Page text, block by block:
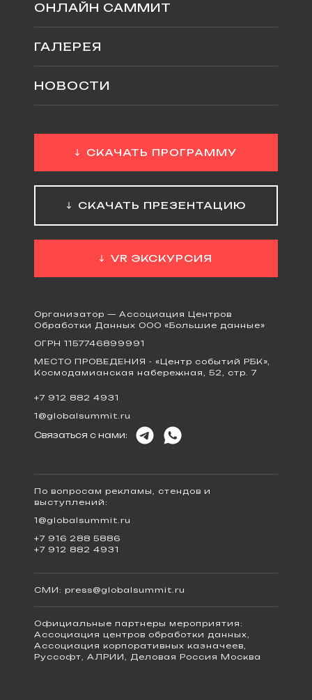
ОНЛАЙН САММИТ
ГАЛЕРЕЯ
НОВОСТИ
СКАЧАТЬ ПРОГРАММУ
СКАЧАТЬ ПРЕЗЕНТАЦИЮ
VR ЭКСКУРСИЯ
Организатор — Ассоциация Центров
Обработки Данных ООО «Большие данные»
ОГРН 1157746899991
МЕСТО ПРОВЕДЕНИЯ - «Центр событий РБК»,
Космодамианская набережная, 52, стр. 7
+7 912 882 4931
1@globalsummit.ru
Связаться с нами:
По вопросам рекламы, стендов и
выступлений:
1@globalsummit.ru
+7 916 288 5886
+7 912 882 4931
СМИ: press@globalsummit.ru
Официальные партнеры мероприятия:
Ассоциация центров обработки данных,
Ассоциация корпоративных казначеев,
Руссофт, АЛРИИ, Деловая Россия Москва